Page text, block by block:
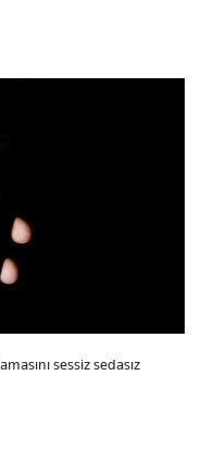
sessiz sedasız